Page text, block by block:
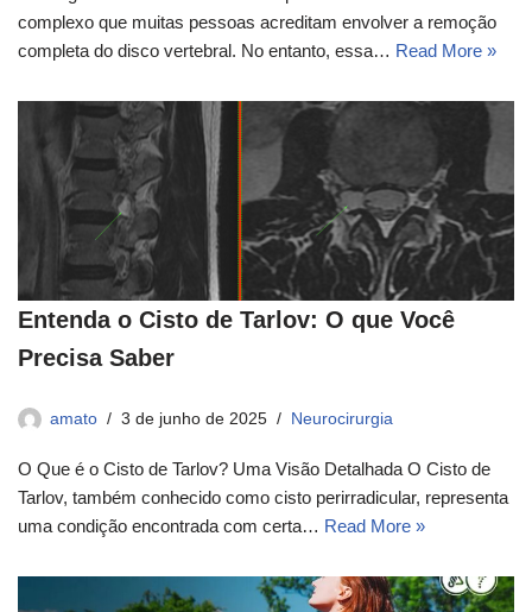
complexo que muitas pessoas acreditam envolver a remoção
completa do disco vertebral. No entanto, essa… Read More »
Entenda o Cisto de Tarlov: O que Você
Precisa Saber
amato 3 de junho de 2025 Neurocirurgia
O Que é o Cisto de Tarlov? Uma Visão Detalhada O Cisto de
Tarlov, também conhecido como cisto perirradicular, representa
uma condição encontrada com certa… Read More »